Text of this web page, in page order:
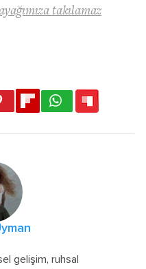
takılamaz
gelişim, ruhsal